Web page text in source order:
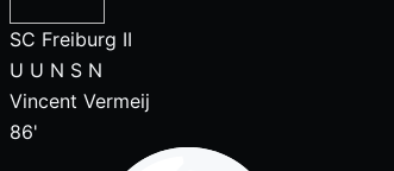
SC Freiburg II
U U N S N
Vincent Vermeij
86'